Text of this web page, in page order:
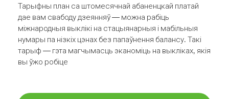
Тарыфны план са штомесячнай абаненцкай платай
дае вам свабоду дзеянняў — можна рабіць
міжнародныя выклікі на стацыянарныя і мабільныя
нумары па нізкіх цэнах без папаўнення балансу. Такі
тарыф — гэта магчымасць эканоміць на выкліках, якія
вы ўжо робіце